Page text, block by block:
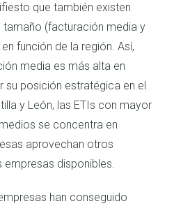
que también existen
tamaño (facturación media y
función de la región. Así,
media es más alta en
posición estratégica en el
y León, las ETIs con mayor
se concentra en
aprovechan otros
empresas disponibles.
han conseguido